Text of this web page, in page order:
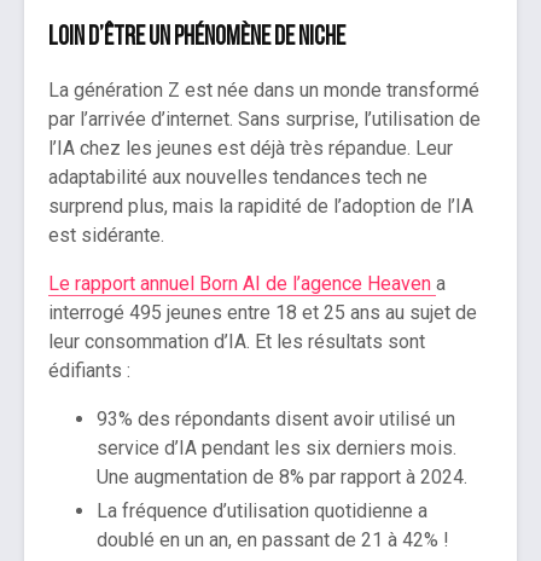
Loin d’être un phénomène de niche
La génération Z est née dans un monde transformé
par l’arrivée d’internet. Sans surprise, l’utilisation de
l’IA chez les jeunes est déjà très répandue. Leur
adaptabilité aux nouvelles tendances tech ne
surprend plus, mais la rapidité de l’adoption de l’IA
est sidérante.
Le rapport annuel Born AI de l’agence Heaven a
interrogé 495 jeunes entre 18 et 25 ans au sujet de
leur consommation d’IA. Et les résultats sont
édifiants :
93% des répondants disent avoir utilisé un
service d’IA pendant les six derniers mois.
Une augmentation de 8% par rapport à 2024.
La fréquence d’utilisation quotidienne a
doublé en un an, en passant de 21 à 42% !